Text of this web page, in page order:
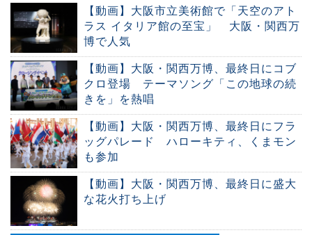
【動画】大阪市立美術館で「天空のアト
ラス イタリア館の至宝」 大阪・関西万
博で人気
【動画】大阪・関西万博、最終日にコブ
クロ登場 テーマソング「この地球の続
きを」を熱唱
【動画】大阪・関西万博、最終日にフラ
ッグパレード ハローキティ、くまモン
も参加
【動画】大阪・関西万博、最終日に盛大
な花火打ち上げ